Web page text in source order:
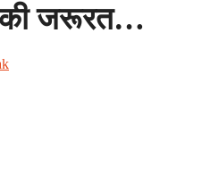
की जरूरत…